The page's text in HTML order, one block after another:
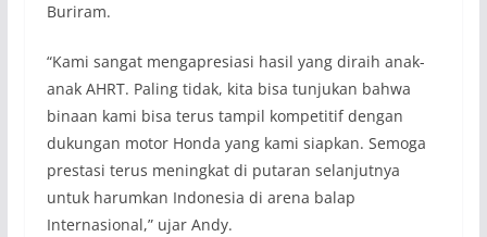
Buriram.
“Kami sangat mengapresiasi hasil yang diraih anak-
anak AHRT. Paling tidak, kita bisa tunjukan bahwa
binaan kami bisa terus tampil kompetitif dengan
dukungan motor Honda yang kami siapkan. Semoga
prestasi terus meningkat di putaran selanjutnya
untuk harumkan Indonesia di arena balap
Internasional,” ujar Andy.